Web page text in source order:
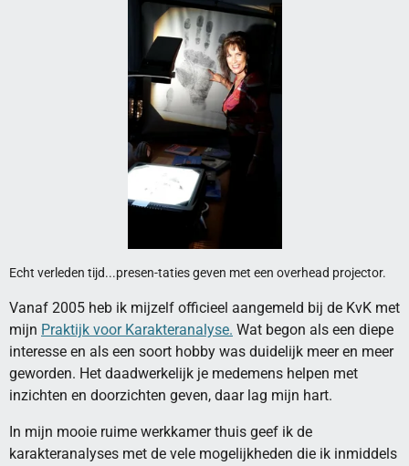
Echt verleden tijd...presen-taties geven met een overhead projector.
Vanaf 2005 heb ik mijzelf officieel aangemeld bij de KvK met
mijn Praktijk voor Karakteranalyse. Wat begon als een diepe
interesse en als een soort hobby was duidelijk meer en meer
geworden. Het daadwerkelijk je medemens helpen met
inzichten en doorzichten geven, daar lag mijn hart.
In mijn mooie ruime werkkamer thuis geef ik de
karakteranalyses met de vele mogelijkheden die ik inmiddels